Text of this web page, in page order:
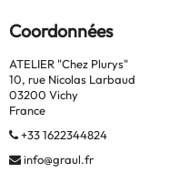
Coordonnées
ATELIER "Chez Plurys"
10, rue Nicolas Larbaud
03200 Vichy
France
+33 1622344824
info@graul.fr